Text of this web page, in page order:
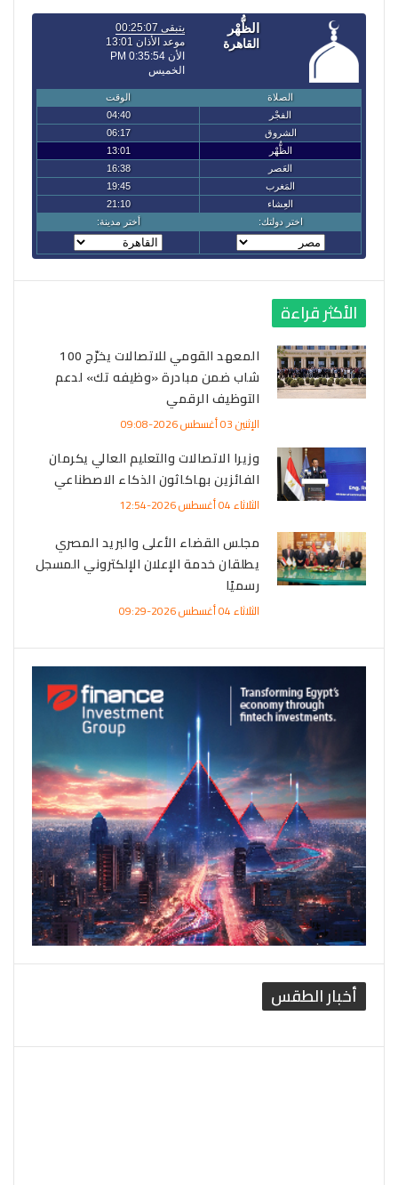
الأكثر قراءة
المعهد القومي للاتصالات يخرّج 100
شاب ضمن مبادرة «وظيفه تك» لدعم
التوظيف الرقمي
الإثنين 03 أغسطس 2026-09:08
وزيرا الاتصالات والتعليم العالي يكرمان
الفائزين بهاكاثون الذكاء الاصطناعي
الثلاثاء 04 أغسطس 2026-12:54
مجلس القضاء الأعلى والبريد المصري
يطلقان خدمة الإعلان الإلكتروني المسجل
رسميًا
الثلاثاء 04 أغسطس 2026-09:29
أخبار الطقس